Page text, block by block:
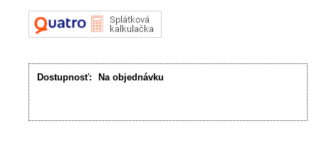
Dostupnosť: Na objednávku